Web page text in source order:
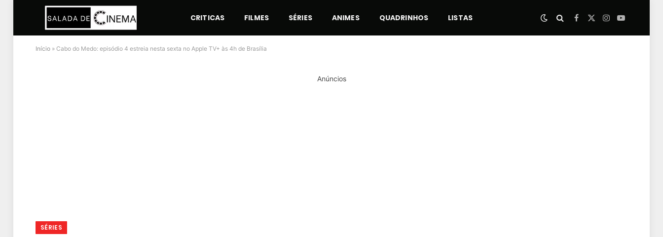
CRITICAS FILMES SÉRIES ANIMES QUADRINHOS LISTAS Facebook
X
Instagram
YouTube
Início » Cabo do Medo: episódio 4 estreia nesta sexta no Apple TV+ às 4h de Brasília
Anúncios
SÉRIES